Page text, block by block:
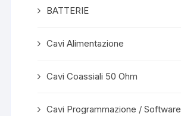
BATTERIE
Cavi Alimentazione
Cavi Coassiali 50 Ohm
Cavi Programmazione / Software